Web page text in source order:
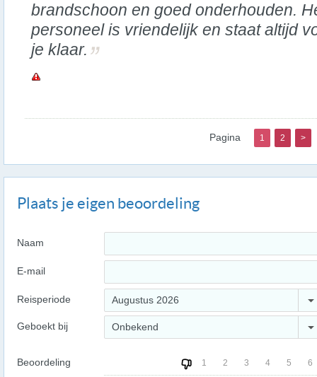
brandschoon en goed onderhouden.
personeel is vriendelijk en staat altijd
je klaar.
Pagina 1 2 >
Plaats je eigen beoordeling
Naam
E-mail
Reisperiode Augustus 2026
Geboekt bij Onbekend
Beoordeling 1 2 3 4 5 6